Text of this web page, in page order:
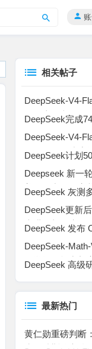
相关帖子
DeepSeek-V4-
百万上下文
DeepSeek完成
成全球AI首富
DeepSeek-V4-
优化，推理速度
DeepSeek计划
型
Deepseek 新一
美元，中国国家
DeepSeek 灰测
视觉基元推理论
DeepSeek更新
术进化与用户体
DeepSeek 发布
样读懂复杂文档
DeepSeek-
数学推理能力新
DeepSeek 高级
最新热门
黄仁勋重磅判断